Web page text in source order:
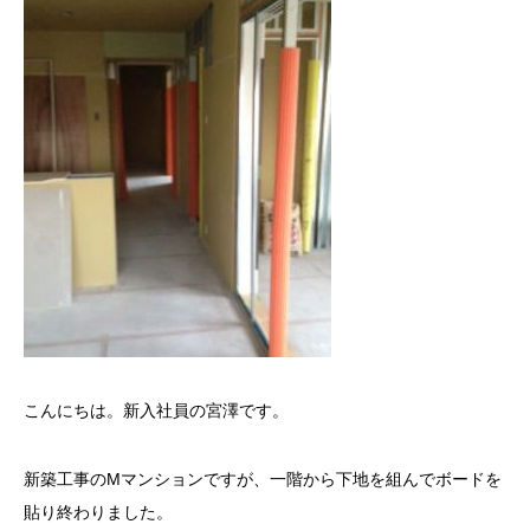
こんにちは。新入社員の宮澤です。
新築工事のМマンションですが、一階から下地を組んでボードを
貼り終わりました。